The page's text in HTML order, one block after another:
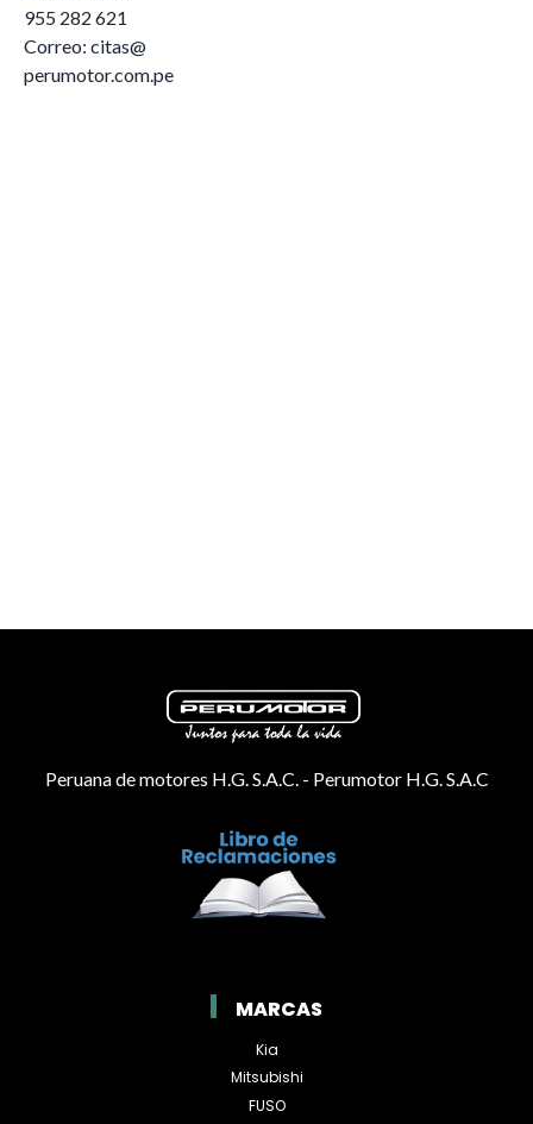
955 282 621
Correo: citas@
perumotor.com.pe
Peruana de motores H.G. S.A.C. - Perumotor H.G. S.A.C
MARCAS
Kia
Mitsubishi
FUSO